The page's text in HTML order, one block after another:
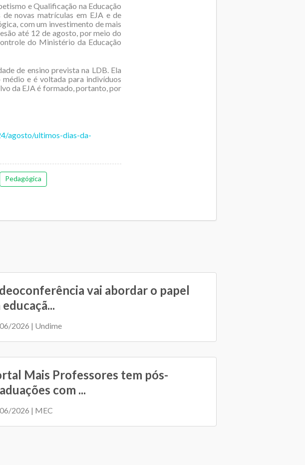
e Qualificação na Educação
novas matrículas em EJA e de
com um investimento de mais
até 12 de agosto, por meio do
do Ministério da Educação
de ensino prevista na LDB. Ela
e é voltada para indivíduos
da EJA é formado, portanto, por
agosto/ultimos-dias-da-
Pedagógica
vai abordar o papel
educaçã...
2026 | Undime
Mais Professores tem pós-
com ...
2026 | MEC